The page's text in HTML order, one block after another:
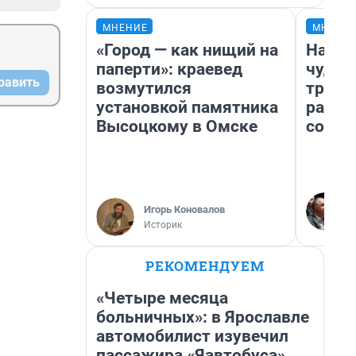
МНЕНИЕ
«Город — как нищий на
паперти»: краевед
возмутился
установкой памятника
Высоцкому в Омске
Игорь Коновалов
Историк
РЕКОМЕНДУЕМ
«Четыре месяца
больничных»: в Ярославле
автомобилист изувечил